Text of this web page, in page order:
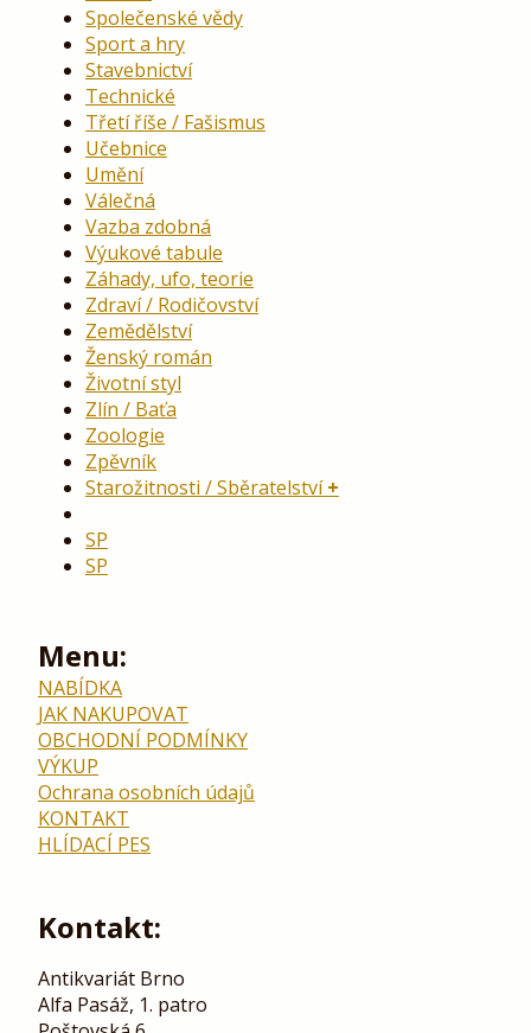
Společenské vědy
Sport a hry
Stavebnictví
Technické
Třetí říše / Fašismus
Učebnice
Umění
Válečná
Vazba zdobná
Výukové tabule
Záhady, ufo, teorie
Zdraví / Rodičovství
Zemědělství
Ženský román
Životní styl
Zlín / Baťa
Zoologie
Zpěvník
Starožitnosti / Sběratelství
SP
SP
Menu:
NABÍDKA
JAK NAKUPOVAT
OBCHODNÍ PODMÍNKY
VÝKUP
Ochrana osobních údajů
KONTAKT
HLÍDACÍ PES
Kontakt:
Antikvariát Brno
Alfa Pasáž, 1. patro